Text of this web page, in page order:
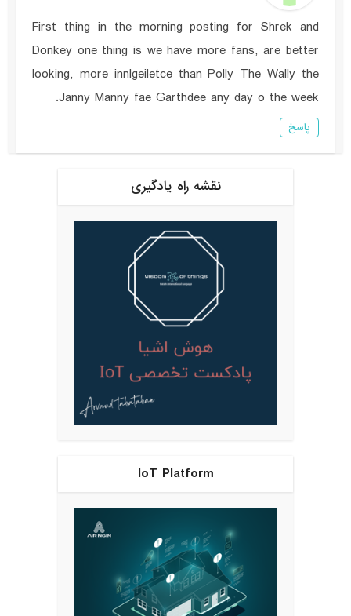
First thing in the morning posting for Shrek and
Donkey one thing is we have more fans, are better
looking, more innlgeiletce than Polly The Wally the
Janny Manny fae Garthdee any day o the week.
پاسخ
نقشه راه یادگیری
IoT Platform